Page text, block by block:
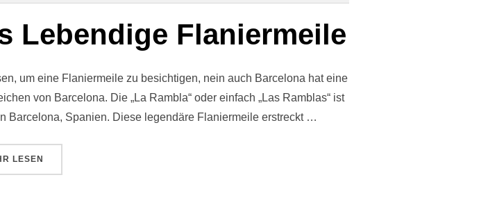
Lebendige Flaniermeile
um eine Flaniermeile zu besichtigen, nein auch Barcelona hat eine
von Barcelona. Die „La Rambla“ oder einfach „Las Ramblas“ ist
Barcelona, Spanien. Diese legendäre Flaniermeile erstreckt …
ÜBER „LA RAMBLA – BARCELONAS LEBENDIGE FLANIERMEILE“
LESEN